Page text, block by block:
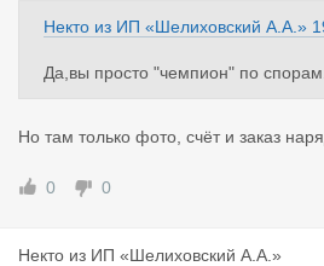
безапелляционно пишет в акте
Некто из ИП «Шелиховский А.А.»
Да,вы просто "чемпион" по спорам.
Но там только фото, счёт и заказ
0 0
Некто из ИП «Шелиховский А.А.»